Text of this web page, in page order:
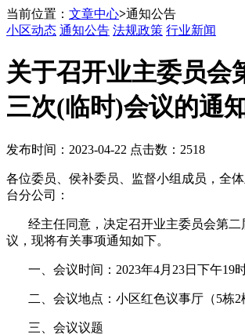
当前位置： 文章中心>通知公告
小区动态 通知公告 法规政策 行业新闻
关于召开业主委员会
三次(临时)会议的通
发布时间：2023-04-22 点击数：2518
各位委员、侯补委员、监督小组成员，全
台分公司：
经主任同意，决定召开业主委员会第二
议，现将有关事项通知如下。
一、会议时间：2023年4月23日下午19
二、会议地点：小区红色议事厅（5栋2
三、会议议题